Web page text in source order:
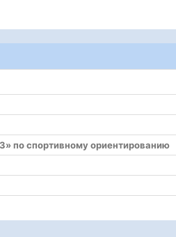
по спортивному ориентированию